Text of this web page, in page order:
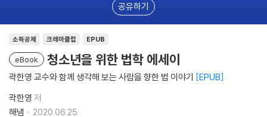
공유하기
소득공제 크레마클럽 EPUB
eBook 청소년을 위한 법학 에세이
곽한영 교수와 함께 생각해 보는 사람을 향한 법 이야기 EPUB
곽한영 저
해냄
2020.06.25.